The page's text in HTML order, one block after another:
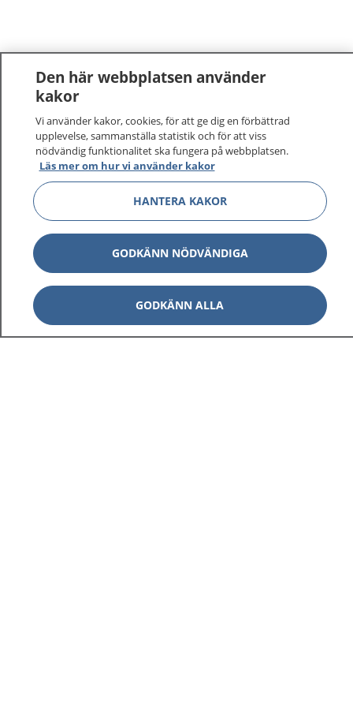
1177 tryggt om din hälsa och vård
På 1177.se får du råd om hälsa och information om
sjukdomar och vilka mottagningar du kan kontakta.
Logga in för att läsa din journal och göra dina
vårdärenden. Ring telefonnummer 1177 för
sjukvårdsrådgivning dygnet runt.
1177 ger dig råd när du vill må bättre.
Den här webbplatsen använder
kakor
Vi använder kakor, cookies, för att ge dig en förbättrad
upplevelse, sammanställa statistik och för att viss
nödvändig funktionalitet ska fungera på webbplatsen.
Läs mer om hur vi använder kakor
HANTERA KAKOR
GODKÄNN NÖDVÄNDIGA
GODKÄNN ALLA